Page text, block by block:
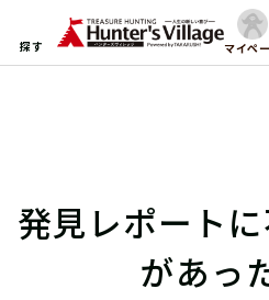
探す マイペ
発見レポート
があっ